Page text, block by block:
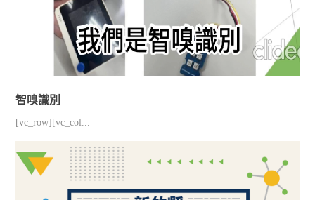
智嗅識別
[vc_row][vc_col...